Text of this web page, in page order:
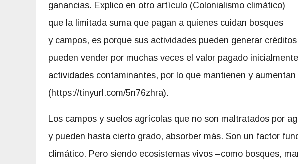
ganancias. Explico en otro artículo (Colonialismo climático)
que la limitada suma que pagan a quienes cuidan bosques
y campos, es porque sus actividades pueden generar
pueden vender por muchas veces el valor pagado
actividades contaminantes, por lo que mantienen y
(https://tinyurl.com/5n76zhra).
Los campos y suelos agrícolas que no son maltratados por
y pueden hasta cierto grado, absorber más. Son un factor
climático. Pero siendo ecosistemas vivos –como bosques,